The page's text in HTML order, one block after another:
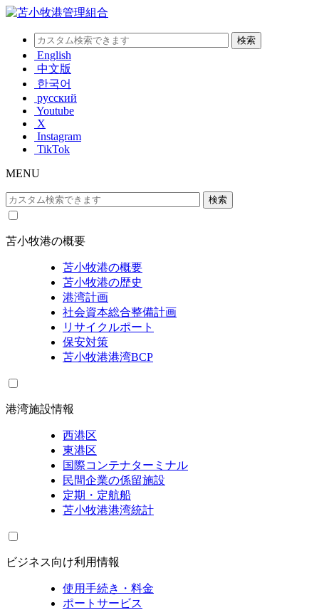
English
中文版
한국어
русский
Youtube
X
Instagram
TikTok
MENU
苫小牧港の概要
苫小牧港の概要
苫小牧港の歴史
港湾計画
社会資本総合整備計画
リサイクルポート
保安対策
苫小牧港港湾BCP
港湾施設情報
西港区
東港区
国際コンテナターミナル
民間企業の係留施設
定期・定航船
苫小牧港港湾統計
ビジネス向け利用情報
使用手続き・料金
ポートサービス